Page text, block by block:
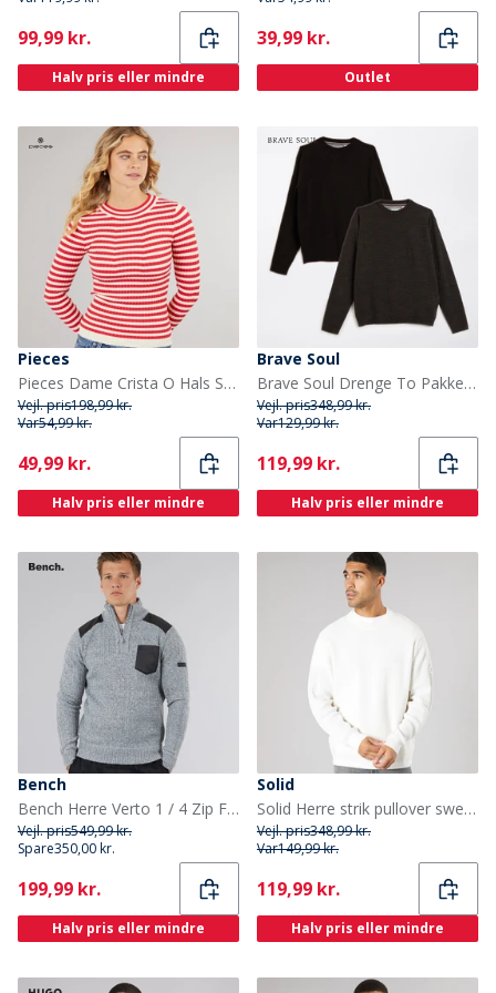
Current
99,99 kr.
Halv pris eller mindre
Current
39,99 kr.
Outlet
Pieces
Pieces Dame Crista O Hals Strikket Sweater Lollipop
Vejl. pris198,99 kr.
Var54,99 kr.
Current
49,99 kr.
Halv pris eller mindre
Brave Soul
Brave Soul Drenge To Pakke Jumper Multi
Vejl. pris348,99 kr.
Var129,99 kr.
Current
119,99 kr.
Halv pris eller mindre
Bench
Bench Herre Verto 1 / 4 Zip Funnel Neck Jumper Lys Grå Melering
Vejl. pris549,99 kr.
Spare350,00 kr.
Current
199,99 kr.
Halv pris eller mindre
Solid
Solid Herre strik pullover sweater Off White
Vejl. pris348,99 kr.
Var149,99 kr.
Current
119,99 kr.
Halv pris eller mindre